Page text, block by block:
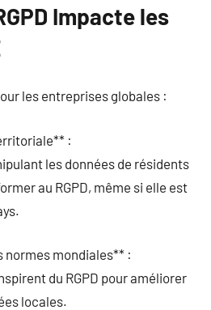
Impacte les
les entreprises globales :
:
les données de résidents
au RGPD, même si elle est
normes mondiales** :
du RGPD pour améliorer
locales.